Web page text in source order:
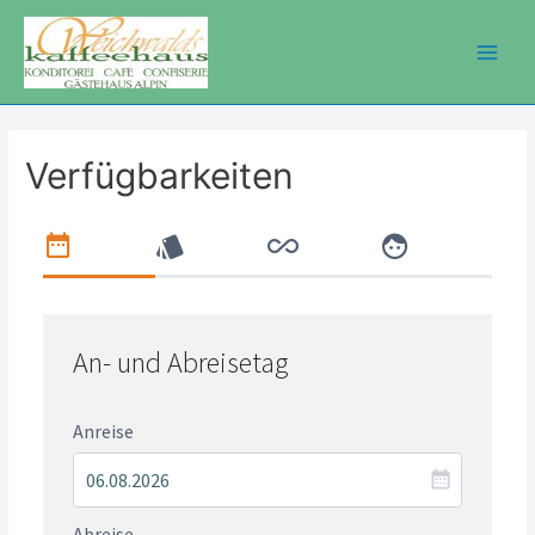
Zum
Inhalt
springen
Verfügbarkeiten
An- und Abreisetag
Anreise